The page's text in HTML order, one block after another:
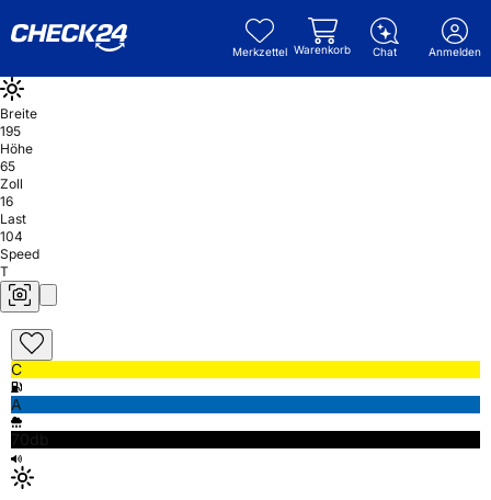
Merkzettel Warenkorb Chat Anmelden
Breite
195
Höhe
65
Zoll
16
Last
104
Speed
T
C
A
70db